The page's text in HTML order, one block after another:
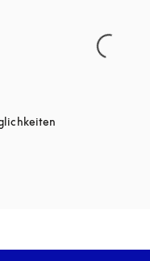
sich in einem neuen Tab
sich in einem neuen Tab